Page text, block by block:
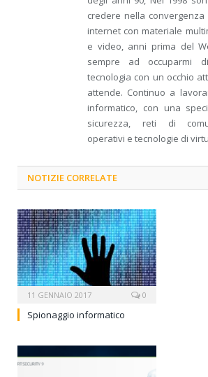
credere nella convergenza
internet con materiale
e video, anni prima del
sempre ad occuparmi
tecnologia con un occhio
attende. Continuo a
informatico, con una
sicurezza, reti di
operativi e tecnologie di
NOTIZIE CORRELATE
11 GENNAIO 2017 0
Spionaggio informatico